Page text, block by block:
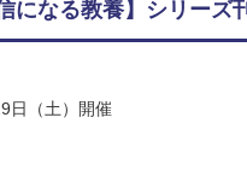
になる教養】シリー
日（土）開催